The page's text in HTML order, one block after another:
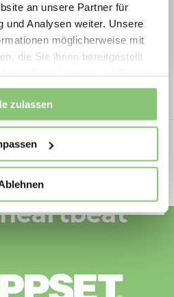
an unsere Partner für
und Analysen weiter. Unsere
möglicherweise mit
die Sie ihnen bereitgestellt
zulassen
strategy, mehr erfahren
für Neubau,
sichern und Vorteile
heartbeat.
2026